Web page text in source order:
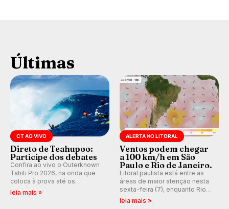
Últimas
CT AO VIVO
Direto de Teahupoo:
Participe dos debates
Confira ao vivo o Outerknown
Tahiti Pro 2026, na onda que
coloca à prova até os
melhores surfistas do mundo.
leia mais »
ALERTA NO LITORAL
Ventos podem chegar
a 100 km/h em São
Paulo e Rio de Janeiro.
Litoral paulista está entre as
áreas de maior atenção nesta
sexta-feira (7), enquanto Rio
de Janeiro também recebe
leia mais »